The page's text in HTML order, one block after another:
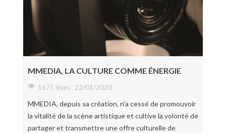
MMEDIA, LA CULTURE COMME ÉNERGIE
1675 Vues 22/01/2020
MMEDIA, depuis sa création, n'a cessé de promouvoir
la vitalité de la scène artistique et cultive la volonté de
partager et transmettre une offre culturelle de